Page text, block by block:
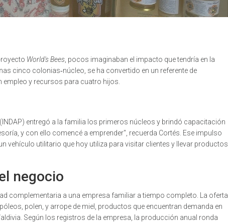
World's Bees , pocos imaginaban el impacto que tendría en la
cinco colonias‑núcleo, se ha convertido en un referente de
empleo y recursos para cuatro hijos.
( INDAP) entregó a la familia los primeros núcleos y brindó capacitación
y con ello comencé a emprender", recuerda Cortés. Ese impulso
vehículo utilitario que hoy utiliza para visitar clientes y llevar productos
negocio
complementaria a una empresa familiar a tiempo completo. La oferta
polen, y arrope de miel, productos que encuentran demanda en
Según los registros de la empresa, la producción anual ronda